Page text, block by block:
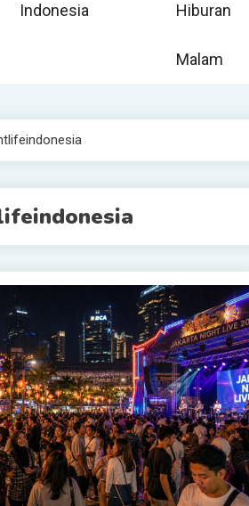
Indonesia Hiburan
Malam